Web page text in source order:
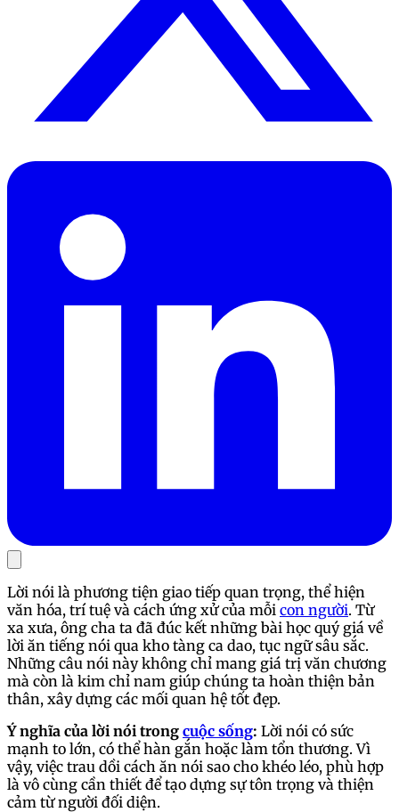
Lời nói là phương tiện giao tiếp quan trọng, thể hiện
văn hóa, trí tuệ và cách ứng xử của mỗi con người. Từ
xa xưa, ông cha ta đã đúc kết những bài học quý giá về
lời ăn tiếng nói qua kho tàng ca dao, tục ngữ sâu sắc.
Những câu nói này không chỉ mang giá trị văn chương
mà còn là kim chỉ nam giúp chúng ta hoàn thiện bản
thân, xây dựng các mối quan hệ tốt đẹp.
Ý nghĩa của lời nói trong cuộc sống: Lời nói có sức
mạnh to lớn, có thể hàn gắn hoặc làm tổn thương. Vì
vậy, việc trau dồi cách ăn nói sao cho khéo léo, phù hợp
là vô cùng cần thiết để tạo dựng sự tôn trọng và thiện
cảm từ người đối diện.